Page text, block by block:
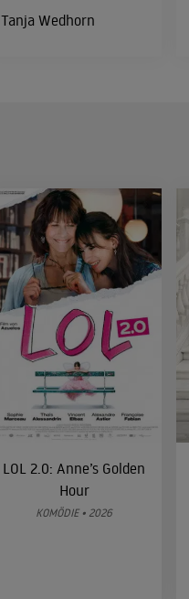
Tanja Wedhorn
LOL 2.0: Anne’s Golden
Hour
KOMÖDIE • 2026